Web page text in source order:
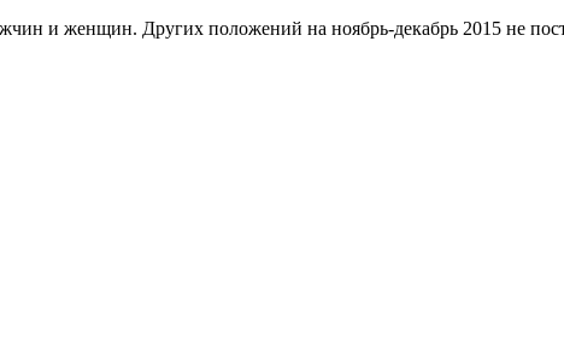
и женщин. Других положений на ноябрь-декабрь 2015 не